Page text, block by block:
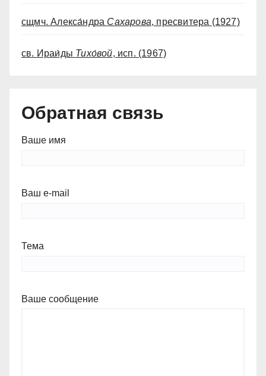
сщмч. Алекса́ндра Сахарова, пресвитера (1927)
св. Ираи́ды Тихо́вой, исп. (1967)
Обратная связь
Ваше имя
Ваш e-mail
Тема
Ваше сообщение